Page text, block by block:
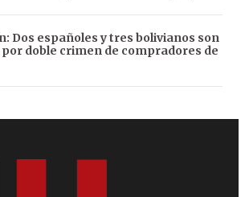
Dos españoles y tres bolivianos son
doble crimen de compradores de